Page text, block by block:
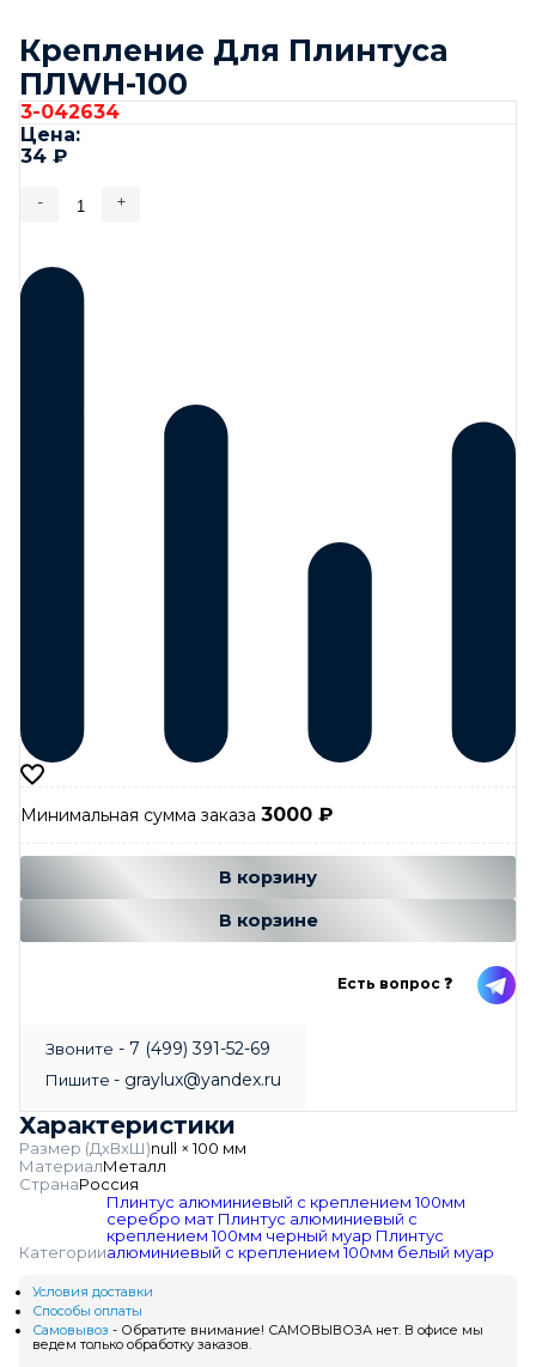
Крепление Для Плинтуса
ПЛWH-100
3-042634
Цена:
34 ₽
- +
Минимальная сумма заказа 3000 ₽
В корзину
В корзине
Есть вопрос ❓
Звоните - 7 (499) 391-52-69
Пишите - graylux@yandex.ru
Характеристики
Размер (ДхВхШ)null × 100 мм
МатериалМеталл
СтранаРоссия
Категории
Плинтус алюминиевый с креплением 100мм
серебро мат Плинтус алюминиевый с
креплением 100мм черный муар Плинтус
алюминиевый с креплением 100мм белый муар
Условия доставки
Способы оплаты
Самовывоз - Обратите внимание! САМОВЫВОЗА нет. В офисе мы
ведем только обработку заказов.